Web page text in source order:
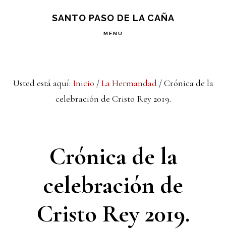
principal
lateral
SANTO PASO DE LA CAÑA
MENU
Usted está aquí: Inicio / La Hermandad /Crónica de la
celebración de Cristo Rey 2019.
Crónica de la
celebración de
Cristo Rey 2019.